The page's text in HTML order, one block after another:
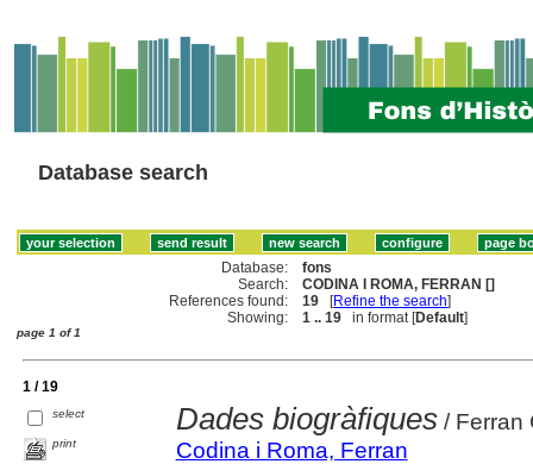
Database search
Database:
fons
Search:
CODINA I ROMA, FERRAN []
References found:
19 [Refine the search]
Showing:
1 .. 19 in format [Default]
page 1 of 1
1 / 19
select
print
Dades biogràfiques/ Ferran
Codina i Roma, Ferran